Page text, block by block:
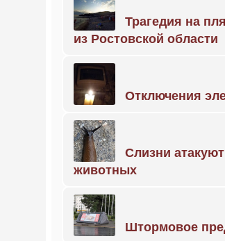
Трагедия на
из Ростовской области
Отключения
Слизни
животных
Штормовое